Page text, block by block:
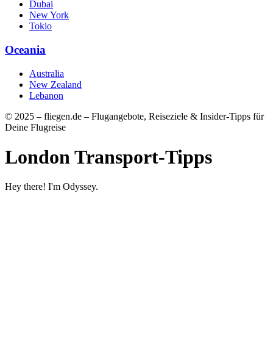
Dubai
New York
Tokio
Oceania
Australia
New Zealand
Lebanon
© 2025 – fliegen.de – Flugangebote, Reiseziele & Insider-Tipps für
Deine Flugreise
London Transport-Tipps
Hey there! I'm Odyssey.